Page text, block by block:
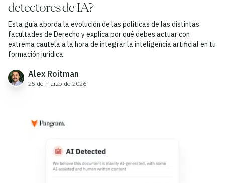
detectores de IA?
Esta guía aborda la evolución de las políticas de las distintas
facultades de Derecho y explica por qué debes actuar con
extrema cautela a la hora de integrar la inteligencia artificial en tu
formación jurídica.
Alex Roitman
25 de marzo de 2026